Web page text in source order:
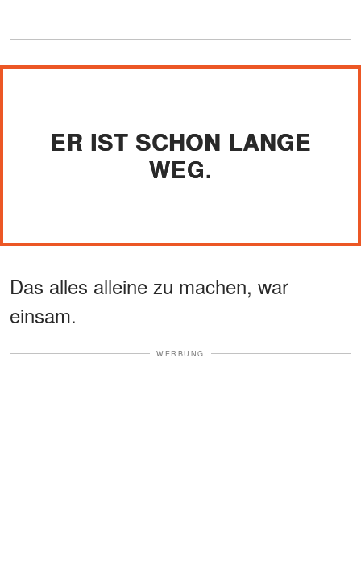
ER IST SCHON LANGE
WEG.
Das alles alleine zu machen, war
einsam.
WERBUNG